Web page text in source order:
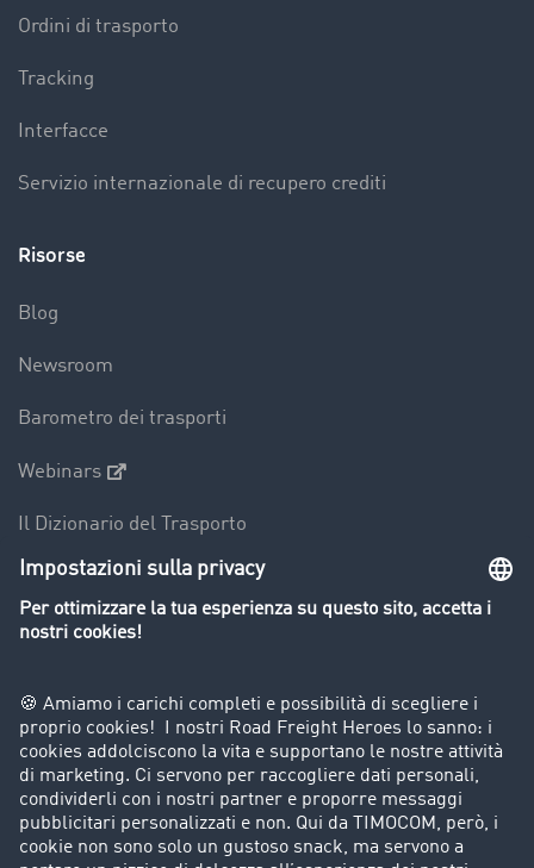
Ordini di trasporto
Tracking
Interfacce
Servizio internazionale di recupero crediti
Risorse
Blog
Newsroom
Barometro dei trasporti
Webinars
Il Dizionario del Trasporto
Panoramica della borsa di carichi
Divieti di circolazione per mezzi pesanti
Azienda
Porta un nuovo cliente
Storie di successo